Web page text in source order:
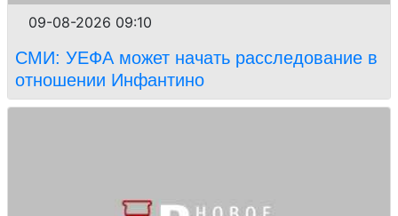
09-08-2026 09:10
СМИ: УЕФА может начать расследование в
отношении Инфантино